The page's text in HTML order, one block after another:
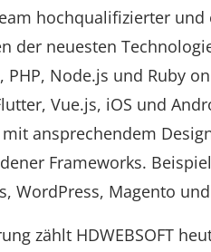
hochqualifizierter
der neuesten
PHP, Node.js und Ruby
Vue.js, iOS und
ansprechendem
Frameworks.
WordPress, Magento
zählt HDWEBSOFT